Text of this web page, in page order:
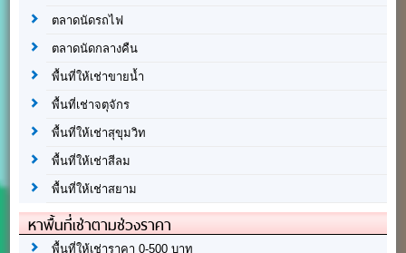
ตลาดนัดรถไฟ
ตลาดนัดกลางคืน
พื้นที่ให้เช่าขายน้ำ
พื้นที่เช่าจตุจักร
พื้นที่ให้เช่าสุขุมวิท
พื้นที่ให้เช่าสีลม
พื้นที่ให้เช่าสยาม
หาพื้นที่เช่าตามช่วงราคา
พื้นที่ให้เช่าราคา 0-500 บาท